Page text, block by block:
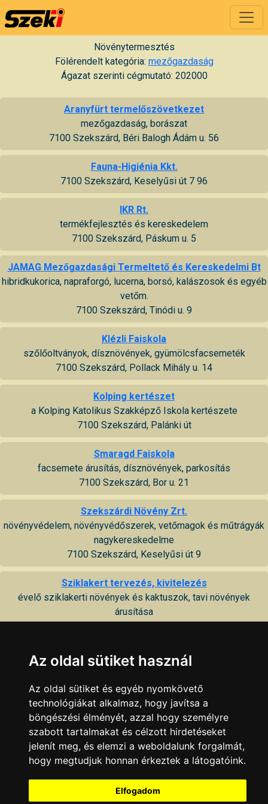
Növénytermesztés
Fölérendelt kategória: mezőgazdaság
Ágazat szerinti cégmutató: 202000
Aranyfürt termelőszövetkezet
mezőgazdaság, borászat
7100 Szekszárd, Béri Balogh Ádám u. 56
Fauna-Higiénia Kkt.
7100 Szekszárd, Keselyűsi út 7 96
IKR Rt.
termékfejlesztés és kereskedelem
7100 Szekszárd, Páskum u. 5
JAMAG Mezőgazdasági Termeltető és Kereskedelmi Bt
hibridkukorica, napraforgó, lucerna, borsó, kalászosok és egyéb
vetőm.
7100 Szekszárd, Tinódi u. 9
Klézli Faiskola
szőlőoltványok, dísznövények, gyümölcsfacsemeték
7100 Szekszárd, Pollack Mihály u. 14
Kolping kertészet
a Kolping Katolikus Szakképző Iskola kertészete
7100 Szekszárd, Palánki út
Smaragd Faiskola
facsemete árusítás, dísznövények, parkosítás
7100 Szekszárd, Bor u. 21
Szekszárdi Növény Zrt.
növényvédelem, növényvédőszerek, vetőmagok és műtrágyák
nagykereskedelme
7100 Szekszárd, Keselyűsi út 9
Sziklakert tervezés, kivitelezés
évelő sziklakerti növények és kaktuszok, tavi növények
árusítása
TADIMA Direkt Marketing Bt.
mezőgazdasági nagykereskedelem
7100 Szekszárd, Tartsay Vilmos u. 16
Temesi György dísznövénytermesztő
fűnyírás, füvesítés, metszés, növényvédelem, parképítés
7100 Szekszárd, Kőrösi Csoma Sándor u. 13
Zöld Sziget - Kertészeti áruda
virág, facsemete, zöldségpalánta eladás, balkonláda beültetés
7100 Szekszárd, Bátaszéki út 16
Az oldal sütiket használ
Az oldal sütiket és egyéb nyomkövető
technológiákat alkalmaz, hogy javítsa a
böngészési élményét, azzal hogy személyre
szabott tartalmakat és célzott hirdetéseket
jelenít meg, és elemzi a weboldalunk forgalmát,
hogy megtudjuk honnan érkeztek a látogatóink.
Elfogadom